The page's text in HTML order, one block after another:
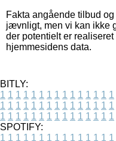
Fakta angående tilbud
jævnligt, men vi kan ikke
der potentielt er
hjemmesidens data.
BITLY:
1 1 1 1 1 1 1 1 1 1 1 1 1 1 1
1 1 1 1 1 1 1 1 1 1 1 1 1 1 1
1 1 1 1 1 1 1 1 1 1 1 1 1 1 1
SPOTIFY:
1 1 1 1 1 1 1 1 1 1 1 1 1 1 1